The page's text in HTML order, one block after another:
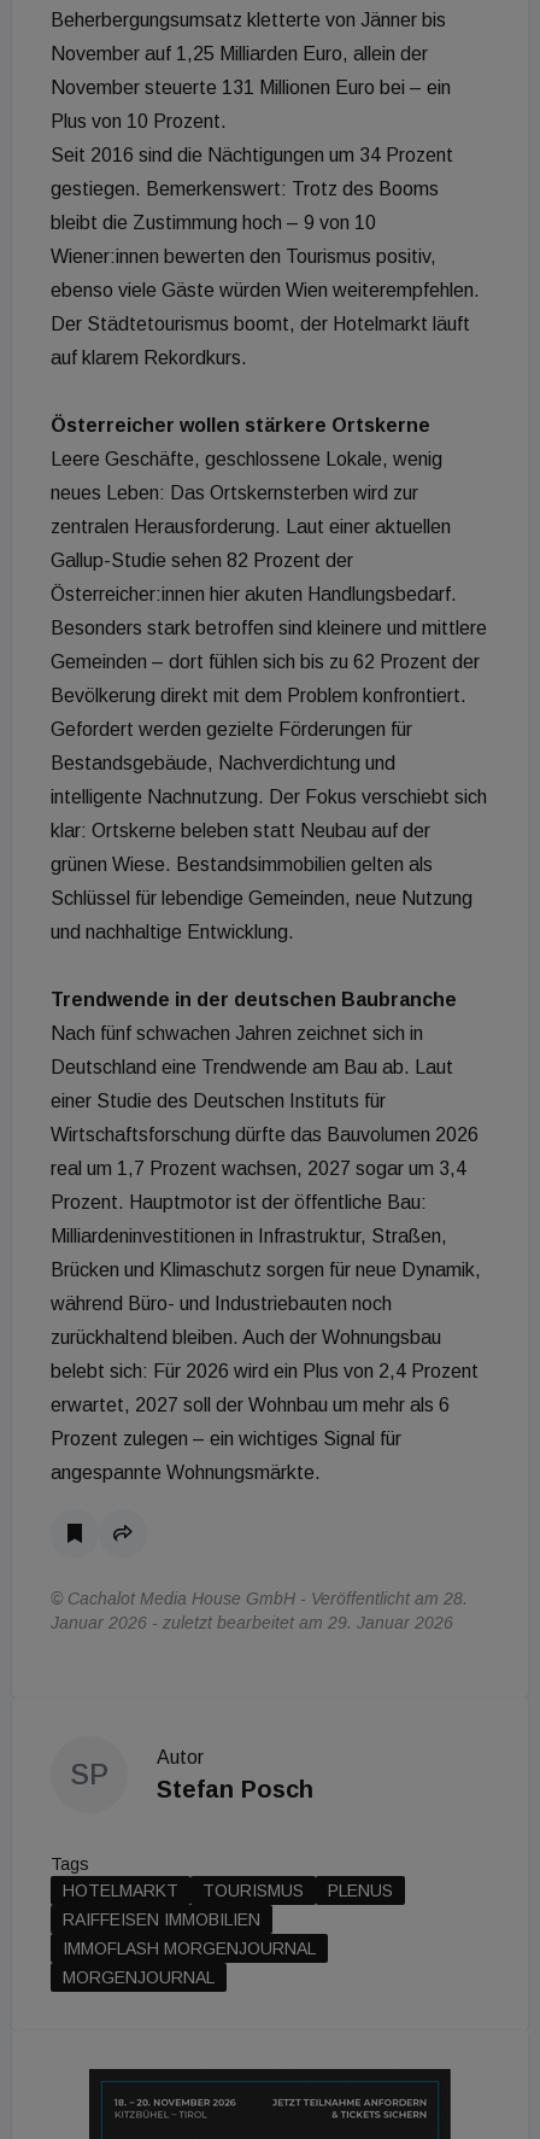
Beherbergungsumsatz kletterte von Jänner bis
November auf 1,25 Milliarden Euro, allein der
November steuerte 131 Millionen Euro bei – ein
Plus von 10 Prozent.
Seit 2016 sind die Nächtigungen um 34 Prozent
gestiegen. Bemerkenswert: Trotz des Booms
bleibt die Zustimmung hoch – 9 von 10
Wiener:innen bewerten den Tourismus positiv,
ebenso viele Gäste würden Wien weiterempfehlen.
Der Städtetourismus boomt, der Hotelmarkt läuft
auf klarem Rekordkurs.
Österreicher wollen stärkere Ortskerne
Leere Geschäfte, geschlossene Lokale, wenig
neues Leben: Das Ortskernsterben wird zur
zentralen Herausforderung. Laut einer aktuellen
Gallup-Studie sehen 82 Prozent der
Österreicher:innen hier akuten Handlungsbedarf.
Besonders stark betroffen sind kleinere und mittlere
Gemeinden – dort fühlen sich bis zu 62 Prozent der
Bevölkerung direkt mit dem Problem konfrontiert.
Gefordert werden gezielte Förderungen für
Bestandsgebäude, Nachverdichtung und
intelligente Nachnutzung. Der Fokus verschiebt sich
klar: Ortskerne beleben statt Neubau auf der
grünen Wiese. Bestandsimmobilien gelten als
Schlüssel für lebendige Gemeinden, neue Nutzung
und nachhaltige Entwicklung.
Trendwende in der deutschen Baubranche
Nach fünf schwachen Jahren zeichnet sich in
Deutschland eine Trendwende am Bau ab. Laut
einer Studie des Deutschen Instituts für
Wirtschaftsforschung dürfte das Bauvolumen 2026
real um 1,7 Prozent wachsen, 2027 sogar um 3,4
Prozent. Hauptmotor ist der öffentliche Bau:
Milliardeninvestitionen in Infrastruktur, Straßen,
Brücken und Klimaschutz sorgen für neue Dynamik,
während Büro- und Industriebauten noch
zurückhaltend bleiben. Auch der Wohnungsbau
belebt sich: Für 2026 wird ein Plus von 2,4 Prozent
erwartet, 2027 soll der Wohnbau um mehr als 6
Prozent zulegen – ein wichtiges Signal für
angespannte Wohnungsmärkte.
© Cachalot Media House GmbH - Veröffentlicht am 28.
Januar 2026 - zuletzt bearbeitet am 29. Januar 2026
SP
Autor
Stefan Posch
Tags
HOTELMARKT
TOURISMUS
PLENUS
RAIFFEISEN IMMOBILIEN
IMMOFLASH MORGENJOURNAL
MORGENJOURNAL